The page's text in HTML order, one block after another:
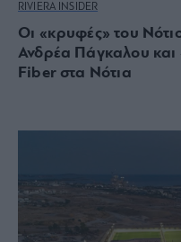
RIVIERA INSIDER
Οι «κρυφές» του
Ανδρέα Πάγκαλου και
Fiber στα Νότια